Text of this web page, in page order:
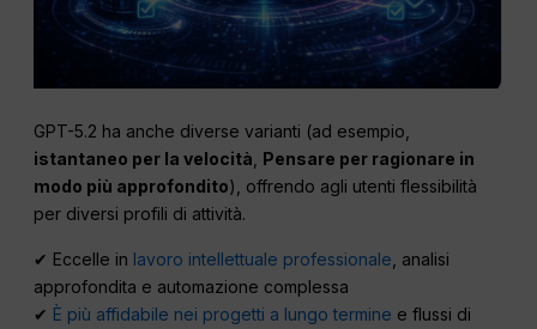
GPT-5.2 ha anche diverse varianti (ad esempio,
istantaneo per la velocità, Pensare per ragionare in
modo più approfondito), offrendo agli utenti flessibilità
per diversi profili di attività.
✔ Eccelle in lavoro intellettuale professionale , analisi
approfondita e automazione complessa
✔ È più affidabile nei progetti a lungo termine e flussi di